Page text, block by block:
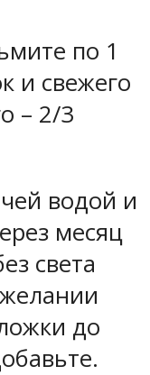
по 1
и свежего
– 2/3
водой и
месяц
света
до